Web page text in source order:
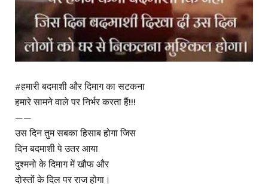
#हमारी बदमाशी और दिमाग का सटकना
हमारे सामने वाले पर निर्भर करता हैं!!!
——
उस दिन तुम सबका हिसाब होगा जिस
दिन बदमाशी पे उतर आया
दुश्मनो के दिमाग में खौफ और
दोस्तों के दिल पर राज होगा।